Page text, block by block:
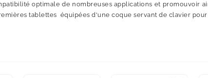
optimale de nombreuses applications et promouvoir
tablettes équipées d'une coque servant de clavier